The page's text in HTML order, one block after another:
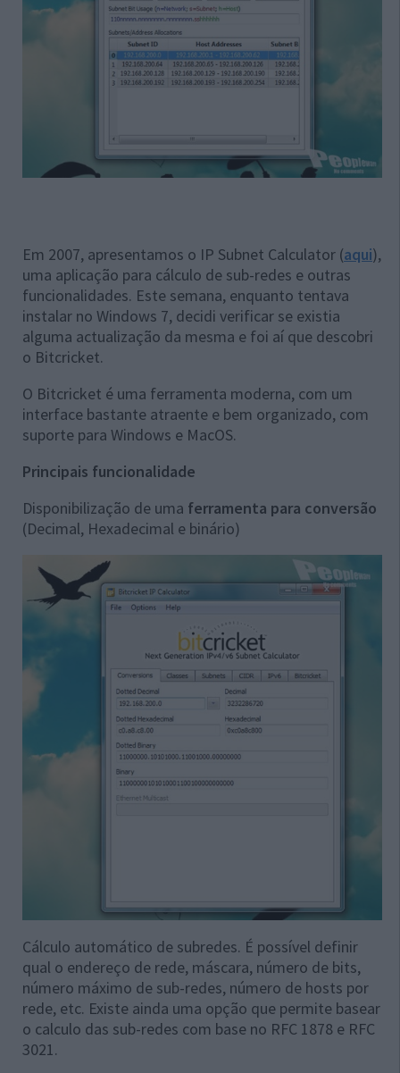
Em 2007, apresentamos o IP Subnet Calculator (aqui),
uma aplicação para cálculo de sub-redes e outras
funcionalidades. Este semana, enquanto tentava
instalar no Windows 7, decidi verificar se existia
alguma actualização da mesma e foi aí que descobri
o Bitcricket.
O Bitcricket é uma ferramenta moderna, com um
interface bastante atraente e bem organizado, com
suporte para Windows e MacOS.
Principais funcionalidade
Disponibilização de uma ferramenta para conversão
(Decimal, Hexadecimal e binário)
Cálculo automático de subredes. É possível definir
qual o endereço de rede, máscara, número de bits,
número máximo de sub-redes, número de hosts por
rede, etc. Existe ainda uma opção que permite basear
o calculo das sub-redes com base no RFC 1878 e RFC
3021.